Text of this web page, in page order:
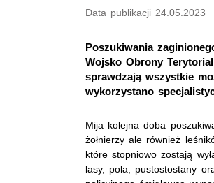
Data publikacji 24.05.2023
Poszukiwania
Wojsko Obrony
sprawdzają wszystkie
wykorzystano
Mija kolejna doba
żołnierzy ale również
które stopniowo zostają
lasy, pola, pustostostany